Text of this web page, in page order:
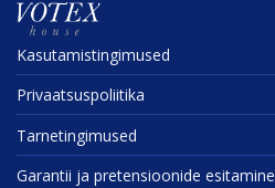
Kasuta­mis­tin­gi­mused
Privaat­sus­po­liitika
Tarne­tin­gi­mused
Garantii ja preten­sioonide esitamine